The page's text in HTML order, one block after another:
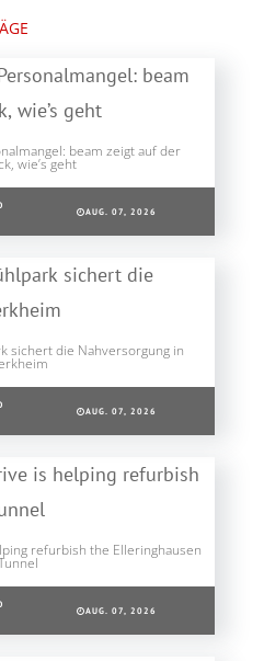
beam zeigt auf der
wie’s geht
AUG. 07, 2026
sichert die Nahversorgung in
AUG. 07, 2026
refurbish the Elleringhausen
AUG. 07, 2026